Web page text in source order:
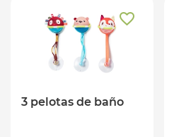
3 pelotas de baño